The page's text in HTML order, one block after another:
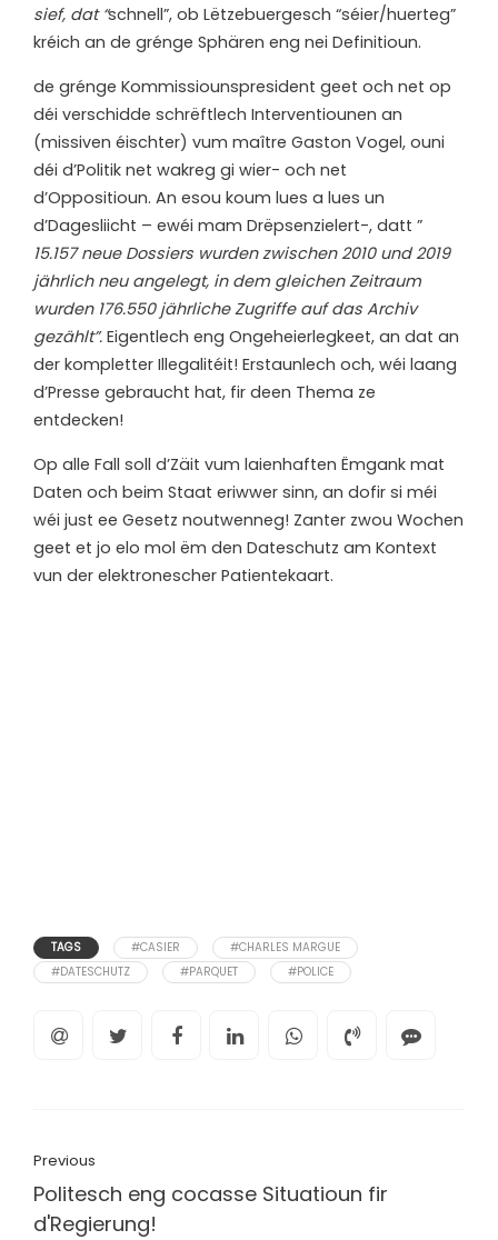
sief, dat “schnell”, ob Lëtzebuergesch “séier/huerteg”
kréich an de grénge Sphären eng nei Definitioun.
de grénge Kommissiounspresident geet och net op
déi verschidde schrëftlech Interventiounen an
(missiven éischter) vum maître Gaston Vogel, ouni
déi d’Politik net wakreg gi wier- och net
d’Oppositioun. An esou koum lues a lues un
d’Dagesliicht – ewéi mam Drëpsenzielert-, datt ”
15.157 neue Dossiers wurden zwischen 2010 und 2019
jährlich neu angelegt, in dem gleichen Zeitraum
wurden 176.550 jährliche Zugriffe auf das Archiv
gezählt”. Eigentlech eng Ongeheierlegkeet, an dat an
der kompletter Illegalitéit! Erstaunlech och, wéi laang
d’Presse gebraucht hat, fir deen Thema ze
entdecken!
Op alle Fall soll d’Zäit vum laienhaften Ëmgank mat
Daten och beim Staat eriwwer sinn, an dofir si méi
wéi just ee Gesetz noutwenneg! Zanter zwou Wochen
geet et jo elo mol ëm den Dateschutz am Kontext
vun der elektronescher Patientekaart.
TAGS #CASIER
#CHARLES MARGUE
#DATESCHUTZ
#PARQUET #POLICE
Previous
Politesch eng cocasse Situatioun fir
d'Regierung!